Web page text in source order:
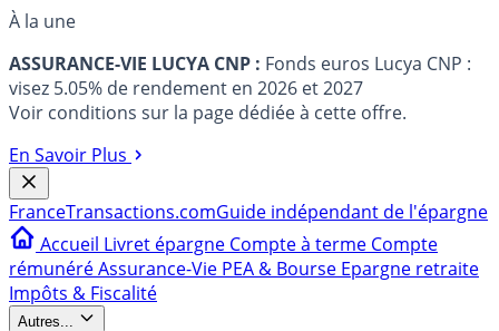
À la une
ASSURANCE-VIE LUCYA CNP : Fonds euros Lucya CNP :
visez 5.05% de rendement en 2026 et 2027
Voir conditions sur la page dédiée à cette offre.
En Savoir Plus
FranceTransactions.comGuide indépendant de l'épargne
Accueil Livret épargne Compte à terme Compte
rémunéréAssurance-Vie PEA & Bourse Epargne retraite
Impôts & Fiscalité
Autres...